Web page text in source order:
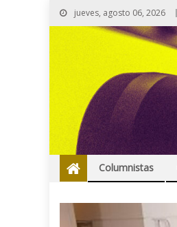
jueves, agosto 06, 2026
Columnistas